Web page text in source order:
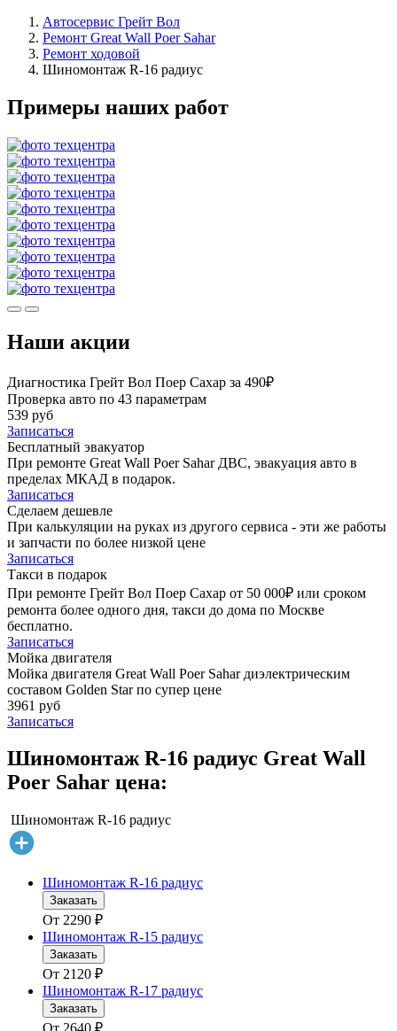
Автосервис Грейт Вол
Ремонт Great Wall Poer Sahar
Ремонт ходовой
Шиномонтаж R-16 радиус
Примеры наших работ
Наши акции
Диагностика Грейт Вол Поер Сахар за 490₽
Проверка авто по 43 параметрам
539 руб
Записаться
Бесплатный эвакуатор
При ремонте Great Wall Poer Sahar ДВС, эвакуация авто в
пределах МКАД в подарок.
Записаться
Сделаем дешевле
При калькуляции на руках из другого сервиса - эти же работы
и запчасти по более низкой цене
Записаться
Такси в подарок
При ремонте Грейт Вол Поер Сахар от 50 000₽ или сроком
ремонта более одного дня, такси до дома по Москве
бесплатно.
Записаться
Мойка двигателя
Мойка двигателя Great Wall Poer Sahar диэлектрическим
составом Golden Star по супер цене
3961 руб
Записаться
Шиномонтаж R-16 радиус Great Wall
Poer Sahar цена:
Шиномонтаж R-16 радиус
Шиномонтаж R-16 радиус
Заказать
От 2290 ₽
Шиномонтаж R-15 радиус
Заказать
От 2120 ₽
Шиномонтаж R-17 радиус
Заказать